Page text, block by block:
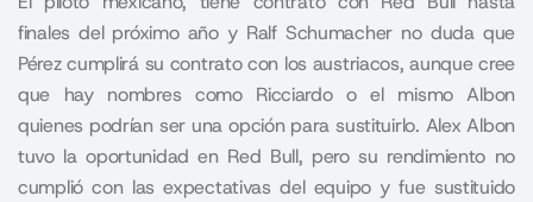
finales del próximo año y Ralf Schumacher no duda que
Pérez cumplirá su contrato con los austriacos, aunque cree
que hay nombres como Ricciardo o el mismo Albon
quienes podrían ser una opción para sustituirlo. Alex Albon
tuvo la oportunidad en Red Bull, pero su rendimiento no
cumplió con las expectativas del equipo y fue sustituido